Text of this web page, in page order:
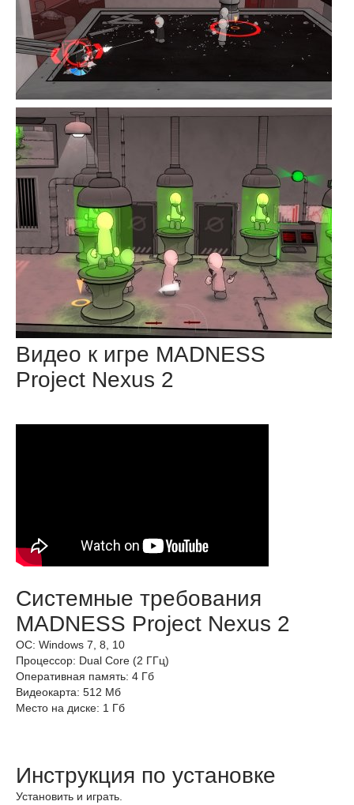
Видео к игре MADNESS
Project Nexus 2
Системные требования
MADNESS Project Nexus 2
ОС: Windows 7, 8, 10
Процессор: Dual Core (2 ГГц)
Оперативная память: 4 Гб
Видеокарта: 512 Мб
Место на диске: 1 Гб
Инструкция по установке
Установить и играть.